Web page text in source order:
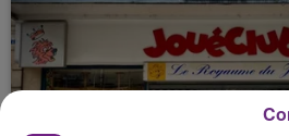
présente.